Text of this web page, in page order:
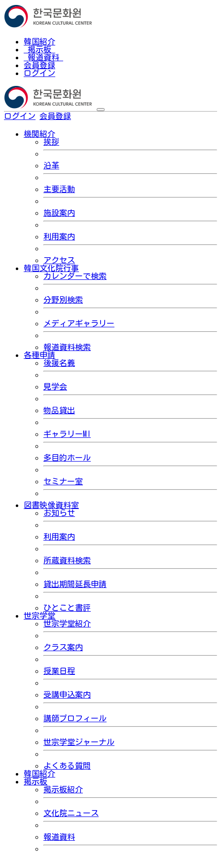
韓国紹介
掲示板
報道資料
会員登録
ログイン
ログイン 会員登録
機関紹介
挨拶
沿革
主要活動
施設案内
利用案内
アクセス
韓国文化院行事
カレンダーで検索
分野別検索
メディアギャラリー
報道資料検索
各種申請
後援名義
見学会
物品貸出
ギャラリーMI
多目的ホール
セミナー室
図書映像資料室
お知らせ
利用案内
所蔵資料検索
貸出期間延長申請
ひとこと書評
世宗学堂
世宗学堂紹介
クラス案内
授業日程
受講申込案内
講師プロフィール
世宗学堂ジャーナル
よくある質問
韓国紹介
掲示板
掲示板紹介
文化院ニュース
報道資料